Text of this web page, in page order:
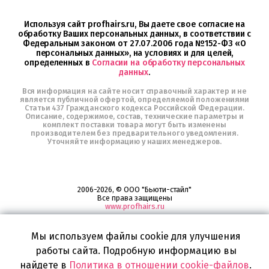
Используя сайт profhairs.ru, Вы даете свое согласие на
обработку Ваших персональных данных, в соответствии с
Федеральным законом от 27.07.2006 года №152-ФЗ «О
персональных данных», на условиях и для целей,
определенных в Согласии на обработку персональных
данных.
Вся информация на сайте носит справочный характер и не
является публичной офертой, определяемой положениями
Статьи 437 Гражданского кодекса Российской Федерации.
Описание, содержимое, состав, технические параметры и
комплект поставки товара могут быть изменены
производителем без предварительного уведомления.
Уточняйте информацию у наших менеджеров.
2006-2026, © ООО "Бьюти-стайл"
Все права защищены
www.profhairs.ru
самых изысканных и необычных идей по созданию Вашего образа и стиля.
Мы используем файлы cookie для улучшения
работы сайта. Подробную информацию вы
найдете в Политика в отношении cookie-файлов.